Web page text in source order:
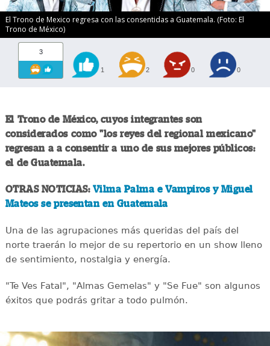
El Trono de Mexico regresa con las consentidas a Guatemala. (Foto: El
Trono de México)
3
1 2 0 0
El Trono de México, cuyos integrantes son
considerados como "los reyes del regional mexicano"
regresan a a consentir a uno de sus mejores públicos:
el de Guatemala.
OTRAS NOTICIAS:Vilma Palma e Vampiros y Miguel
Mateos se presentan en Guatemala
Una de las agrupaciones más queridas del país del
norte traerán lo mejor de su repertorio en un show lleno
de sentimiento, nostalgia y energía.
"Te Ves Fatal", "Almas Gemelas" y "Se Fue" son algunos
éxitos que podrás gritar a todo pulmón.